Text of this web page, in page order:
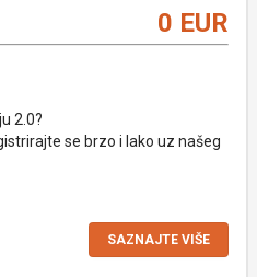
0 EUR
2.0?
se brzo i lako uz našeg
SAZNAJTE VIŠE